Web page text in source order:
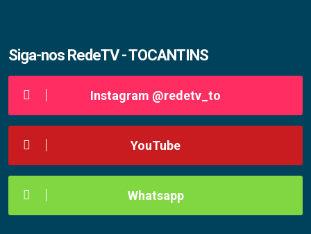
Siga-nos RedeTV - TOCANTINS
Instagram @redetv_to
YouTube
Whatsapp